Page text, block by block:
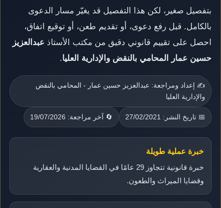
بتفصيل صغير، لكن هذا التفصيل قد يغيّر مسار الدعوى
بالكامل. قبل رفع دعوى، أو تقديم طعن، أو توقيع اتفاق،
احصل على تقييم قانوني دقيق من مكتب الأستاذ عبدالعزيز
حسين عمار المحامي بالنقض والإدارية العليا.
✍️ إعداد ومراجعة: عبدالعزيز حسين عمار - المحامي بالنقض
والإدارية العليا
📅 تاريخ النشر: 27/02/2021 🔄 آخر مراجعة: 19/07/2026
خبرة عملية طويلة
خبرة قانونية تتجاوز 29 عامًا في القضايا المدنية والعقارية
وقضايا الميراث والطعون.